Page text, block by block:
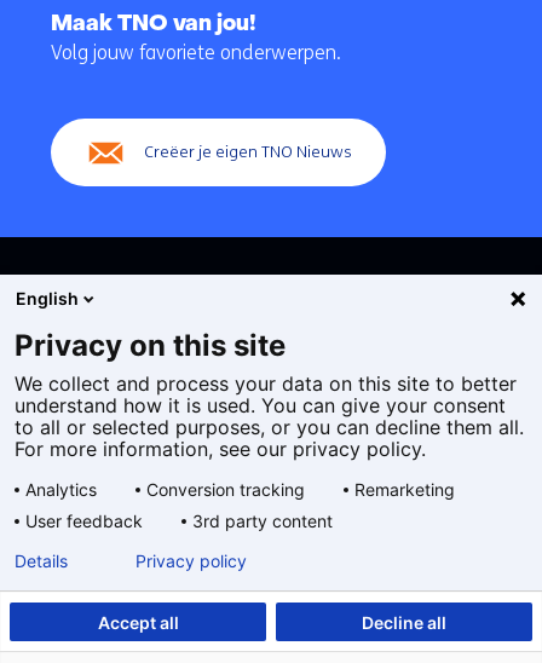
navigatie
Maak TNO van jou!
Volg jouw favoriete onderwerpen.
Creëer je eigen TNO Nieuws
Cookies
Privacy statement
Toegankelijkheid
Algemene voorwaarden
taal:
English
Privacy on this site
We collect and process your data on this site to better
understand how it is used. You can give your consent
to all or selected purposes, or you can decline them all.
For more information, see our privacy policy.
Analytics Conversion tracking
Remarketing
User feedback
3rd party content
Accept all Decline all
Details Privacy policy